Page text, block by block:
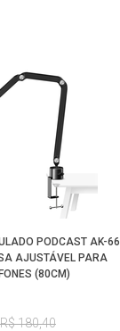
PODCAST AK-66
AJUSTÁVEL PARA
(80CM)
180,40